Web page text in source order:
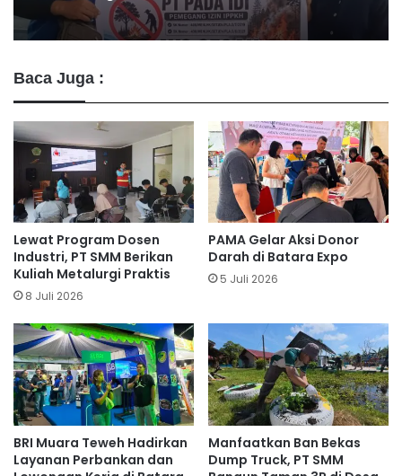
Baca Juga :
Lewat Program Dosen
Industri, PT SMM Berikan
Kuliah Metalurgi Praktis
8 Juli 2026
PAMA Gelar Aksi Donor
Darah di Batara Expo
5 Juli 2026
BRI Muara Teweh Hadirkan
Layanan Perbankan dan
Manfaatkan Ban Bekas
Dump Truck, PT SMM